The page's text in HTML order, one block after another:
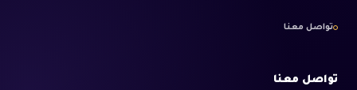
تواصل معنا
تواصل معنا